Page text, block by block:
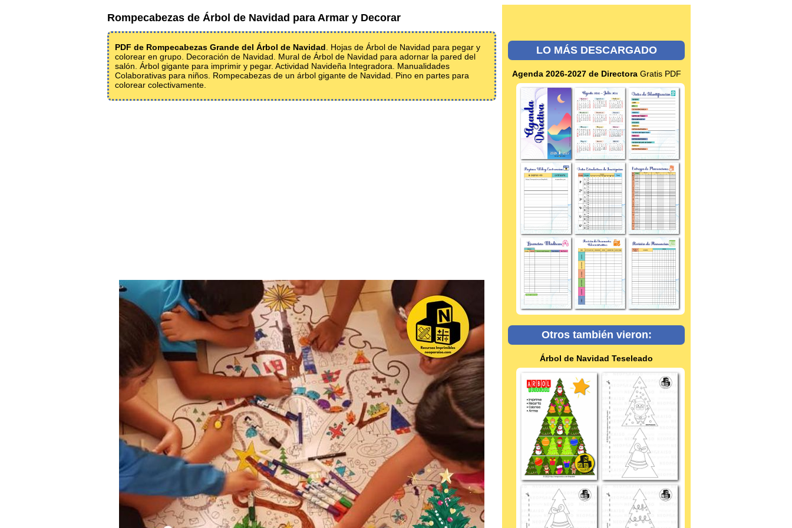
Rompecabezas de Árbol de Navidad para Armar y Decorar
PDF de Rompecabezas Grande del Árbol de Navidad . Hojas de Árbol de Navidad para pegar y
colorear en grupo. Decoración de Navidad. Mural de Árbol de Navidad para adornar la pared del
salón. Árbol gigante para imprimir y pegar. Actividad Navideña Integradora. Manualidades
Colaborativas para niños. Rompecabezas de un árbol gigante de Navidad. Pino en partes para
colorear colectivamente.
LO MÁS DESCARGADO
Agenda 2026-2027 de DirectoraGratis PDF
Otros también vieron:
Árbol de Navidad Teseleado